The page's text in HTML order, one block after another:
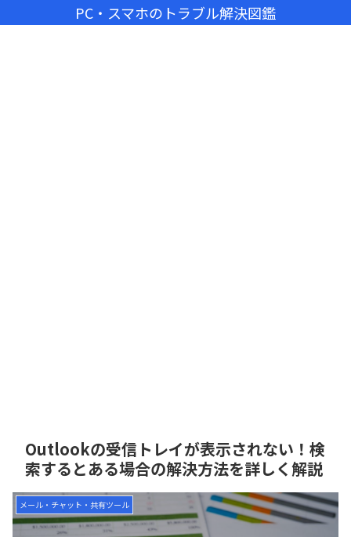
PC・スマホのトラブル解決図鑑
Outlookの受信トレイが表示されない！検
索するとある場合の解決方法を詳しく解説
メール・チャット・共有ツール